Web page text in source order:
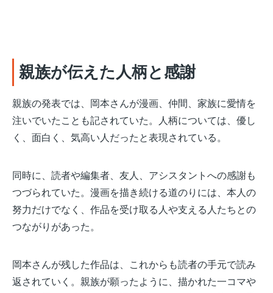
親族が伝えた人柄と感謝
親族の発表では、岡本さんが漫画、仲間、家族に愛情を
注いでいたことも記されていた。人柄については、優し
く、面白く、気高い人だったと表現されている。
同時に、読者や編集者、友人、アシスタントへの感謝も
つづられていた。漫画を描き続ける道のりには、本人の
努力だけでなく、作品を受け取る人や支える人たちとの
つながりがあった。
岡本さんが残した作品は、これからも読者の手元で読み
返されていく。親族が願ったように、描かれた一コマや